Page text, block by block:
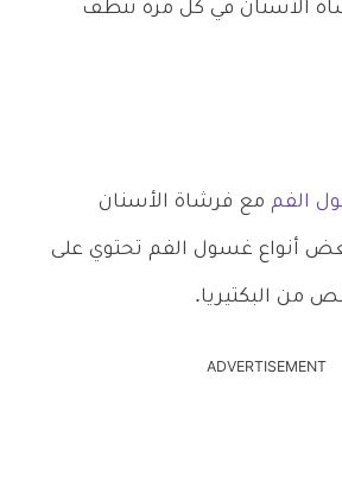
الأسنان في كل مرة تنظف
الفم مع فرشاة الأسنان
أنواع غسول الفم تحتوي على
من البكتيريا.
ADVERTISEMENT